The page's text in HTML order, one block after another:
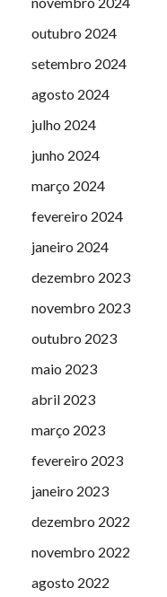
outubro 2024
setembro 2024
agosto 2024
julho 2024
junho 2024
março 2024
fevereiro 2024
janeiro 2024
dezembro 2023
novembro 2023
outubro 2023
maio 2023
abril 2023
março 2023
fevereiro 2023
janeiro 2023
dezembro 2022
novembro 2022
agosto 2022